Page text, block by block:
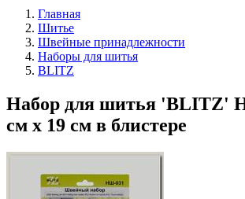
Главная
Шитье
Швейные принадлежности
Наборы для шитья
BLITZ
Набор для шитья 'BLITZ'
см х 19 см в блистере